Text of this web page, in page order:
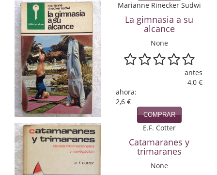
Historia
historia
Infantil y juvenil
Infantil y juvenil. Nuevo!!
Infantil y juvenil. Nuevo!!!
Informática
Literatura fantástica
Literatura hispanoamericana
Marianne Rinecker Sudwi
La gimnasia a su
alcance
None
antes
4,0 €
ahora:
2,6 €
COMPRAR
E.F. Cotter
Catamaranes y
trimaranes
None